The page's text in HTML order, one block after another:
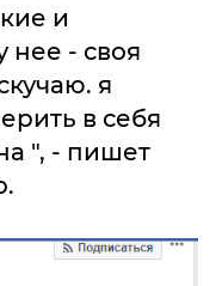
и
нее - своя
я
в себя
", - пишет